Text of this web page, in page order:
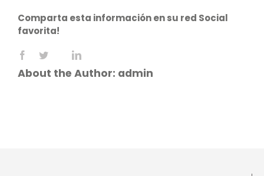
2010Â®.
Comparta esta información en su red Social
favorita!
Facebook
X RedditLinkedIn
About the Author: admin